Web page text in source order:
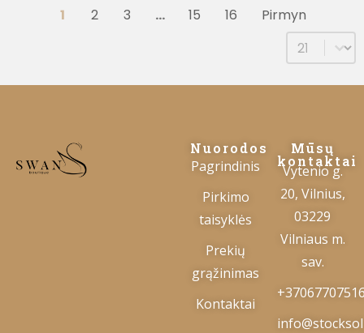
1 2 3 … 15 16
Pirmyn
Select
Nuorodos
Pagrindinis
Pirkimo
taisyklės
Prekių
grąžinimas
Kontaktai
Mūsų
kontaktai
Vytenio g.
20, Vilnius,
03229
Vilniaus m.
sav.